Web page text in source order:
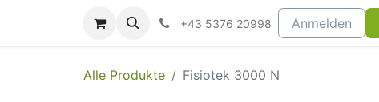
Veranstaltungen Downloads Hilfe
+43 5376 20998 Anmelden
Alle Produkte Fisiotek 3000 N